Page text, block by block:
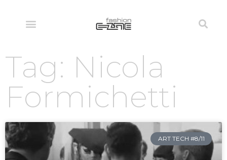
Tag: Nicola
Formichetti
ART TECH #8/11